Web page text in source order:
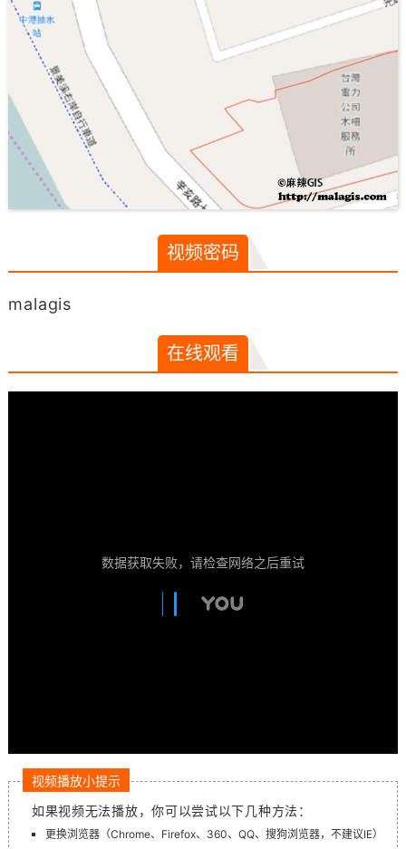
视频密码
malagis
在线观看
数据获取失败，请检查网络之后重试
视频播放小提示
如果视频无法播放，你可以尝试以下几种方法：
更换浏览器（Chrome、Firefox、360、QQ、搜狗浏览器，不建议IE）